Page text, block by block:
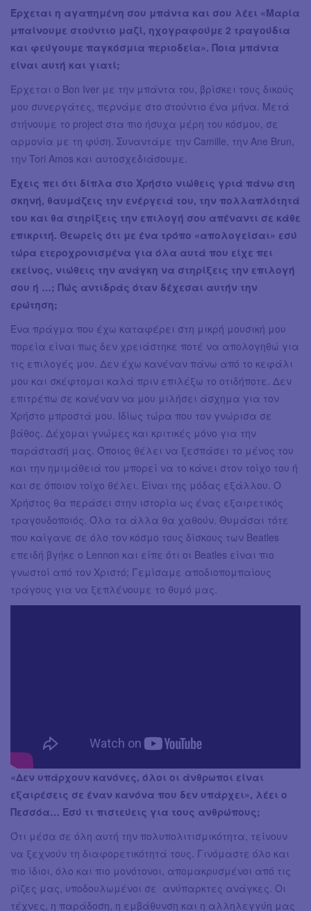
Έρχεται η αγαπημένη σου μπάντα και σου λέει «Μαρία
μπαίνουμε στούντιο μαζί, ηχογραφούμε 2 τραγούδια
και φεύγουμε παγκόσμια περιοδεία». Ποια μπάντα
είναι αυτή και γιατί;
Έρχεται ο Bon Iver με την μπάντα του, βρίσκει τους δικούς
μου συνεργάτες, περνάμε στο στούντιο ένα μήνα. Μετά
στήνουμε το project στα πιο ήσυχα μέρη του κόσμου, σε
αρμονία με τη φύση. Συναντάμε την Camille, την Αne Brun,
την Tori Amos και αυτοσχεδιάσουμε.
Έχεις πει ότι δίπλα στο Χρήστο νιώθεις γριά πάνω στη
σκηνή, θαυμάζεις την ενέργειά του, την πολλαπλότητά
του και θα στηρίξεις την επιλογή σου απέναντι σε κάθε
επικριτή. Θεωρείς ότι με ένα τρόπο «απολογείσαι» εσύ
τώρα ετεροχρονισμένα για όλα αυτά που είχε πει
εκείνος, νιώθεις την ανάγκη να στηρίξεις την επιλογή
σου ή …; Πώς αντιδράς όταν δέχεσαι αυτήν την
ερώτηση;
Ένα πράγμα που έχω καταφέρει στη μικρή μουσική μου
πορεία είναι πως δεν χρειάστηκε ποτέ να απολογηθώ για
τις επιλογές μου. Δεν έχω κανέναν πάνω από το κεφάλι
μου και σκέφτομαι καλά πριν επιλέξω το οτιδήποτε. Δεν
επιτρέπω σε κανέναν να μου μιλήσει άσχημα για τον
Χρήστο μπροστά μου. Ιδίως τώρα που τον γνώρισα σε
βάθος. Δέχομαι γνώμες και κριτικές μόνο για την
παράστασή μας. Όποιος θέλει να ξεσπάσει το μένος του
και την ημιμάθειά του μπορεί να το κάνει στον τοίχο του ή
και σε όποιον τοίχο θέλει. Είναι της μόδας εξάλλου. Ο
Χρήστος θα περάσει στην ιστορία ως ένας εξαιρετικός
τραγουδοποιός. Όλα τα άλλα θα χαθούν. Θυμάσαι τότε
που καίγανε σε όλο τον κόσμο τους δίσκους των Beatles
επειδή βγήκε ο Lennon και είπε ότι οι Beatles είναι πιο
γνωστοί από τον Χριστό; Γεμίσαμε αποδιοπομπαίους
τράγους για να ξεπλένουμε το θυμό μας.
«Δεν υπάρχουν κανόνες, όλοι οι άνθρωποι είναι
εξαιρέσεις σε έναν κανόνα που δεν υπάρχει», λέει ο
Πεσσόα… Εσύ τι πιστεύεις για τους ανθρώπους;
Ότι μέσα σε όλη αυτή την πολυπολιτισμικότητα, τείνουν
να ξεχνούν τη διαφορετικότητά τους. Γινόμαστε όλο και
πιο ίδιοι, όλο και πιο μονότονοι, απομακρυσμένοι από τις
ρίζες μας, υποδουλωμένοι σε ανύπαρκτες ανάγκες. Οι
τέχνες, η παράδοση, η εμβάθυνση και η αλληλεγγύη μας